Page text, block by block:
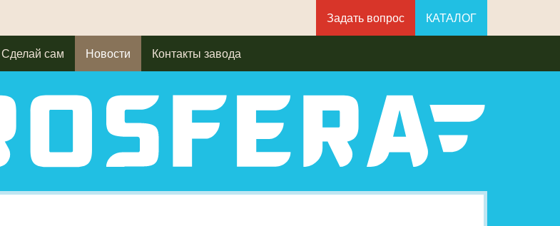
Задать вопрос КАТАЛОГ
Сделай сам Новости Контакты завода